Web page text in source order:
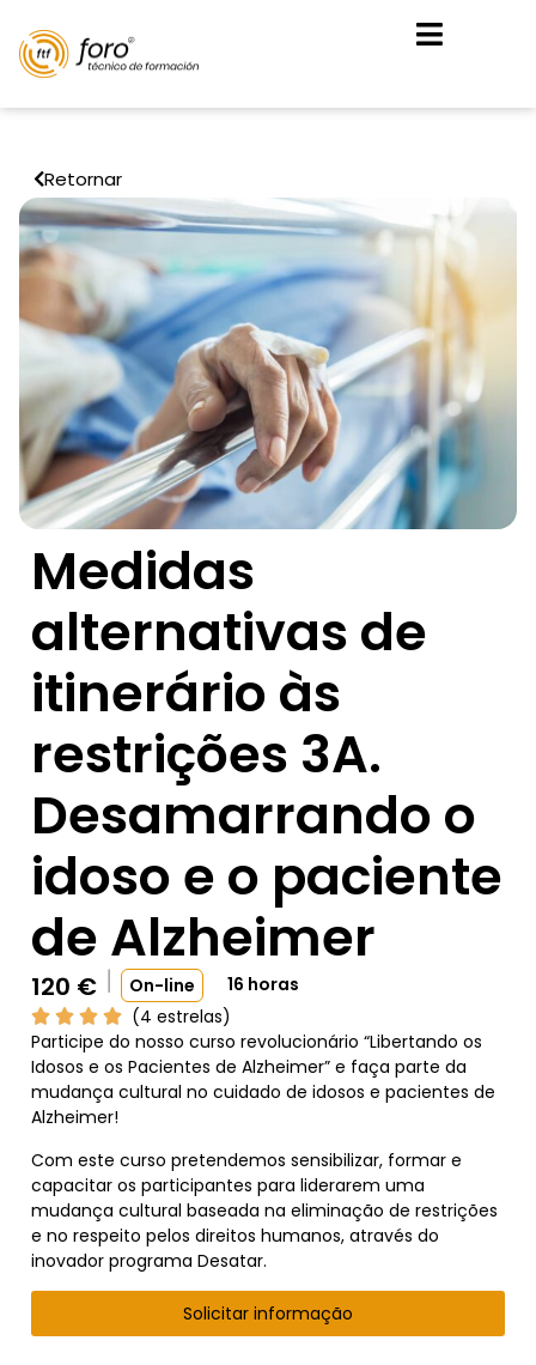
Retornar
Medidas
alternativas de
itinerário às
restrições 3A.
Desamarrando o
idoso e o paciente
de Alzheimer
120 € On-line
16 horas
(4 estrelas)
Participe do nosso curso revolucionário “Libertando os
Idosos e os Pacientes de Alzheimer” e faça parte da
mudança cultural no cuidado de idosos e pacientes de
Alzheimer!
Com este curso pretendemos sensibilizar, formar e
capacitar os participantes para liderarem uma
mudança cultural baseada na eliminação de restrições
e no respeito pelos direitos humanos, através do
inovador programa Desatar.
Solicitar informação